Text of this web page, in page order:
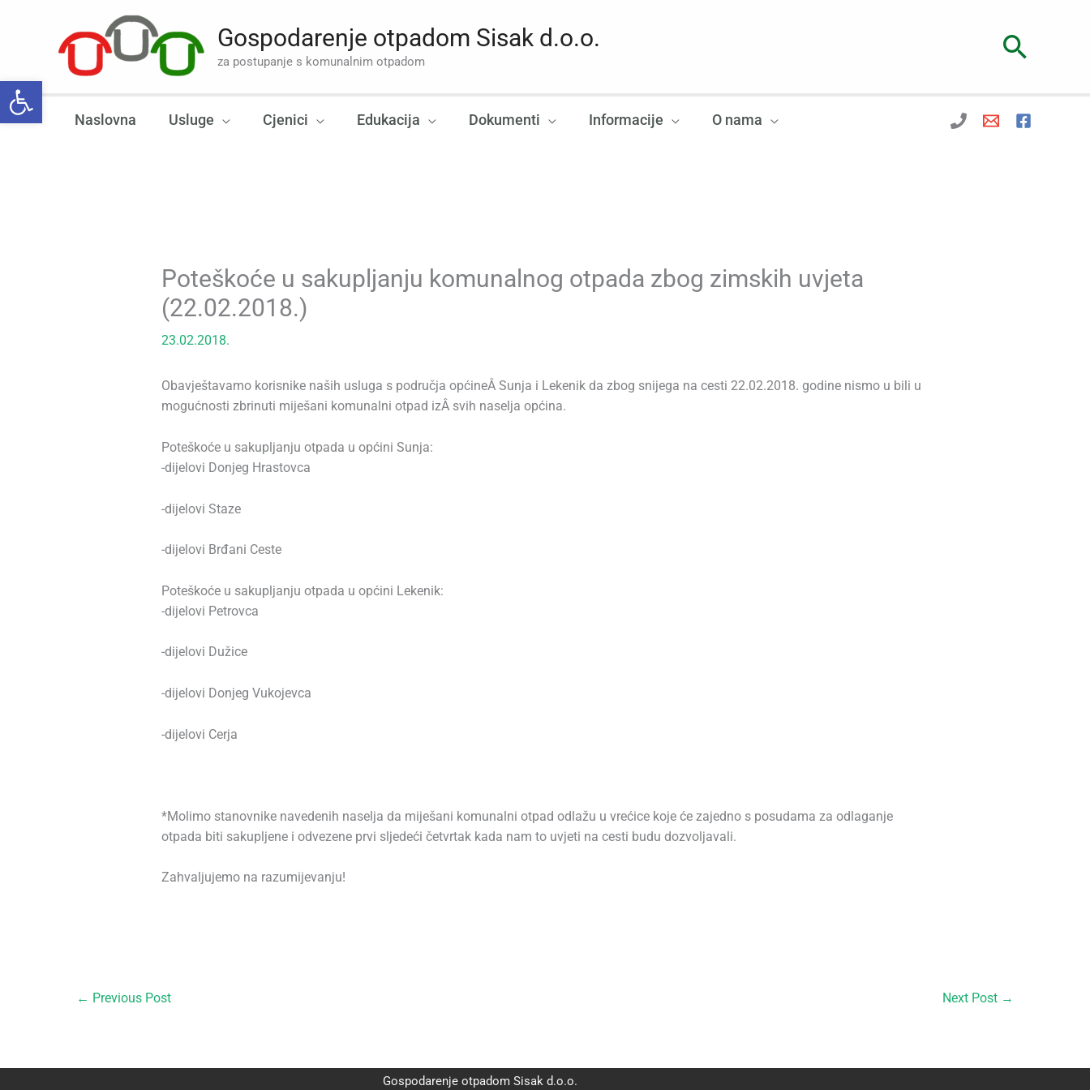
Open toolbar
Gospodarenje otpadom Sisak d.o.o.
za postupanje s komunalnim otpadom
Naslovna Usluge Cjenici Edukacija Dokumenti Informacije O nama
Poteškoće u sakupljanju komunalnog otpada zbog zimskih uvjeta
(22.02.2018.)
23.02.2018.
Obavještavamo korisnike naših usluga s područja općineÂ Sunja i Lekenik da zbog snijega na cesti 22.02.2018. godine nismo u bili u
mogućnosti zbrinuti miješani komunalni otpad izÂ svih naselja općina.
Poteškoće u sakupljanju otpada u općini Sunja:
-dijelovi Donjeg Hrastovca
-dijelovi Staze
-dijelovi Brđani Ceste
Poteškoće u sakupljanju otpada u općini Lekenik:
-dijelovi Petrovca
-dijelovi Dužice
-dijelovi Donjeg Vukojevca
-dijelovi Cerja
*Molimo stanovnike navedenih naselja da miješani komunalni otpad odlažu u vrećice koje će zajedno s posudama za odlaganje
otpada biti sakupljene i odvezene prvi sljedeći četvrtak kada nam to uvjeti na cesti budu dozvoljavali.
Zahvaljujemo na razumijevanju!
← Previous Post Next Post →
Gospodarenje otpadom Sisak d.o.o.